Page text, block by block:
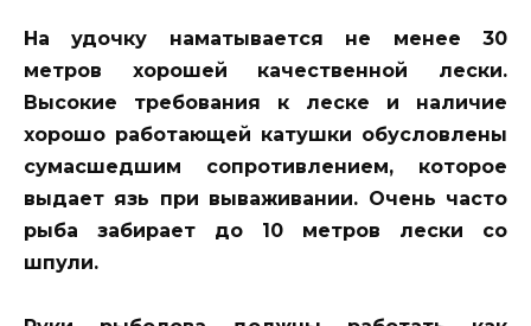
На удочку наматывается не менее 30
метров хорошей качественной лески.
Высокие требования к леске и наличие
хорошо работающей катушки обусловлены
сумасшедшим сопротивлением, которое
выдает язь при вываживании. Очень часто
рыба забирает до 10 метров лески со
шпули.